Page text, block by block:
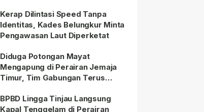
Kerap Dilintasi Speed Tanpa
Identitas, Kades Belungkur Minta
Pengawasan Laut Diperketat
Diduga Potongan Mayat
Mengapung di Perairan Jemaja
Timur, Tim Gabungan Terus
BPBD Lingga Tinjau Langsung
Kapal Tenggelam di Perairan